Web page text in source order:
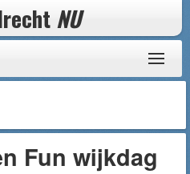
NU
Fun wijkdag